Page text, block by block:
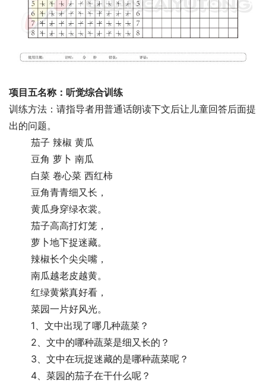
项目五名称：听觉综合训练
训练方法：请指导者用普通话朗读下文后让儿童回答后面提
出的问题。
茄子 辣椒 黄瓜
豆角 萝卜 南瓜
白菜 卷心菜 西红柿
豆角青青细又长，
黄瓜身穿绿衣裳。
茄子高高打灯笼，
萝卜地下捉迷藏。
辣椒长个尖尖嘴，
南瓜越老皮越黄。
红绿黄紫真好看，
菜园一片好风光。
1、文中出现了哪几种蔬菜？
2、文中的哪种蔬菜是细又长的？
3、文中在玩捉迷藏的是哪种蔬菜呢？
4、菜园的茄子在干什么呢？